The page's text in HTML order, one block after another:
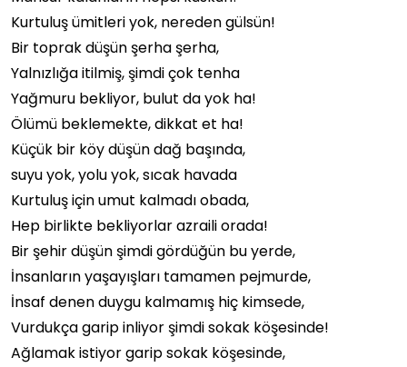
Kurtuluş ümitleri yok, nereden gülsün!
Bir toprak düşün şerha şerha,
Yalnızlığa itilmiş, şimdi çok tenha
Yağmuru bekliyor, bulut da yok ha!
Ölümü beklemekte, dikkat et ha!
Küçük bir köy düşün dağ başında,
suyu yok, yolu yok, sıcak havada
Kurtuluş için umut kalmadı obada,
Hep birlikte bekliyorlar azraili orada!
Bir şehir düşün şimdi gördüğün bu yerde,
İnsanların yaşayışları tamamen pejmurde,
İnsaf denen duygu kalmamış hiç kimsede,
Vurdukça garip inliyor şimdi sokak köşesinde!
Ağlamak istiyor garip sokak köşesinde,